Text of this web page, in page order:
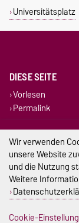
Universitätsplatz
DIESE SEITE
Vorlesen
Permalink
Wir verwenden
unsere Website
und die Nutzung
Weitere
Cookie-